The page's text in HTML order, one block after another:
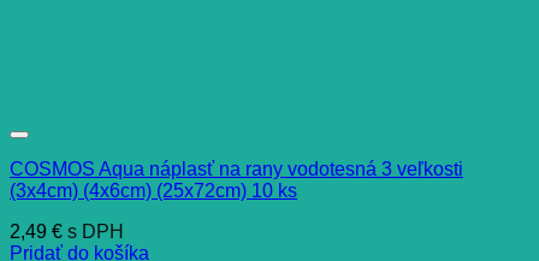
COSMOS Aqua náplasť na rany vodotesná 3 veľkosti
(3x4cm) (4x6cm) (25x72cm) 10 ks
2,49 € s DPH
Pridať do košíka